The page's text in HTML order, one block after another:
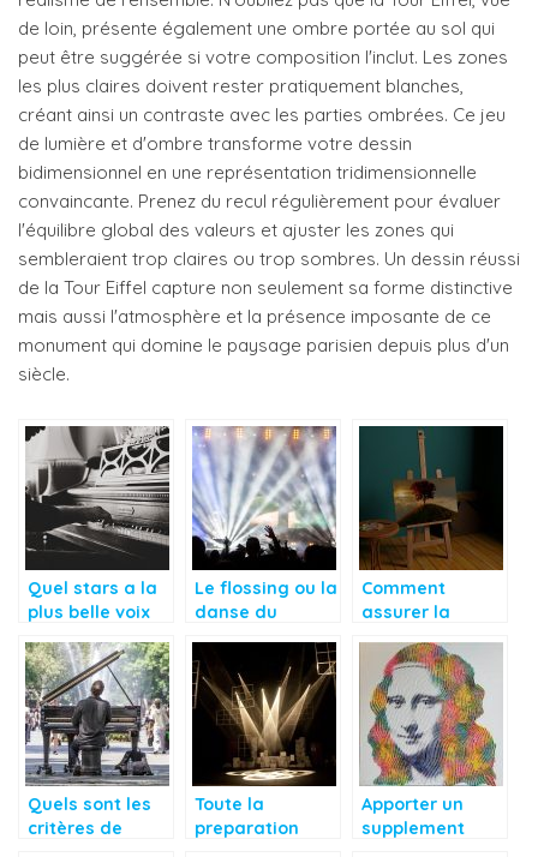
de loin, présente également une ombre portée au sol qui
peut être suggérée si votre composition l'inclut. Les zones
les plus claires doivent rester pratiquement blanches,
créant ainsi un contraste avec les parties ombrées. Ce jeu
de lumière et d'ombre transforme votre dessin
bidimensionnel en une représentation tridimensionnelle
convaincante. Prenez du recul régulièrement pour évaluer
l'équilibre global des valeurs et ajuster les zones qui
sembleraient trop claires ou trop sombres. Un dessin réussi
de la Tour Eiffel capture non seulement sa forme distinctive
mais aussi l'atmosphère et la présence imposante de ce
monument qui domine le paysage parisien depuis plus d'un
siècle.
Quel stars a la
plus belle voix
Le flossing ou la
danse du
Comment
assurer la
chevalet ?
Quels sont les
critères de
Toute la
preparation
Apporter un
supplement